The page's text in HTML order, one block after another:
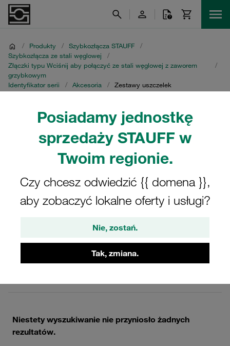
Posiadamy jednostkę
sprzedaży STAUFF w
Twoim regionie.
Czy chcesz odwiedzić {{ domena }},
aby zobaczyć lokalne oferty i usługi?
Nie, zostań.
Tak, zmiana.
/ Produkty / Szybkozłącza STAUFF
/
Szybkozłącza ze stali węglowej
/
Złączki typu Wciśnij aby połączyć ze stali węglowej z zaworem
grzybkowym
/
Identyfikator serii / Akcesoria / Zestawy uszczelek
Zestawy uszczelek
Filtry / Sortowanie
Akcesoria
0 Wyniki
Niestety wyszukiwanie nie przyniosło żadnych
rezultatów.